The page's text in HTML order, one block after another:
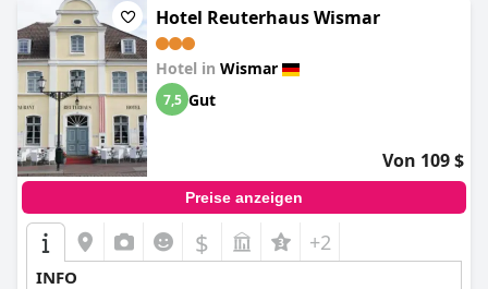
Hotel Reuterhaus Wismar
Hotel in Wismar
7,5 Gut
Von 109 $
Preise anzeigen
$ +2
INFO